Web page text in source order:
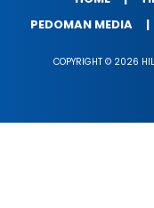
PEDOMAN MEDIA
COPYRIGHT © 2026